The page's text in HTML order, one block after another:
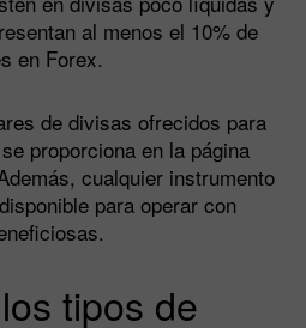
al menos el 10% de
en Forex.
de divisas ofrecidos para
proporciona en la página
cualquier instrumento
para operar con
tipos de